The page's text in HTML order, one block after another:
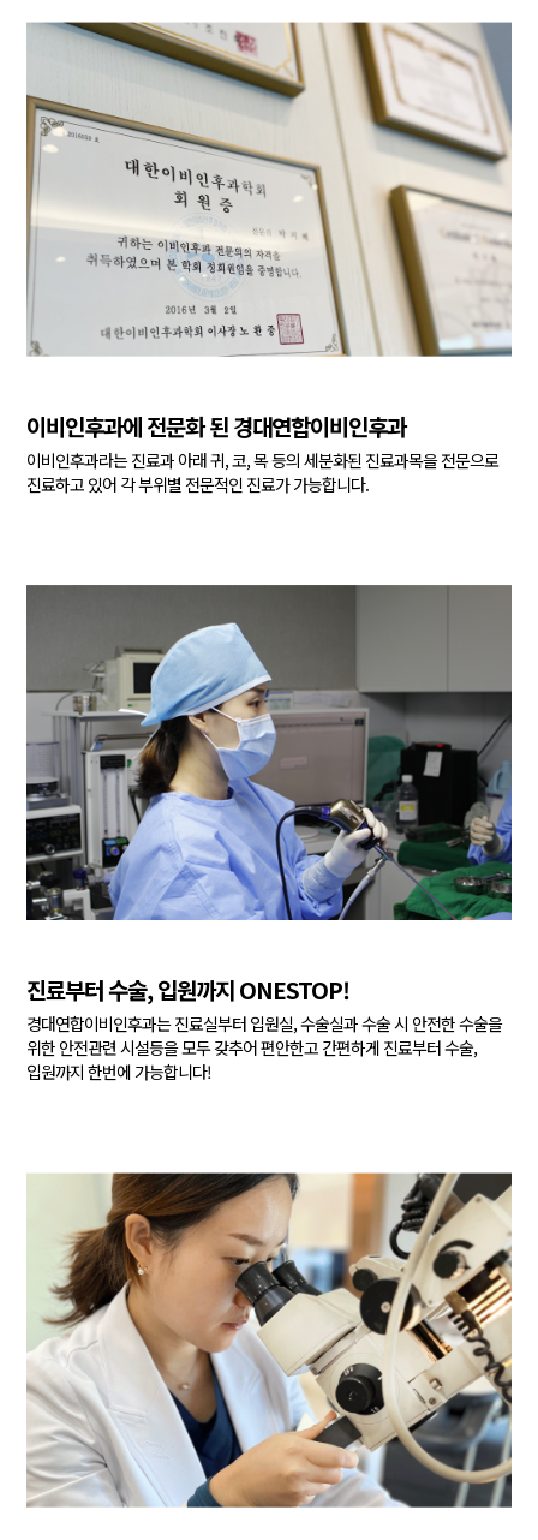
이비인후과에 전문화 된 경대연합이비인후과
이비인후과라는 진료과 아래 귀, 코, 목 등의 세분화된 진료과목을전문으로
진료하고 있어 각 부위별 전문적인 진료가 가능합니다.
진료부터 수술, 입원까지 ONESTOP!
경대연합이비인후과는 진료실부터 입원실, 수술실과 수술 시 안전한 수술을
위한 안전관련 시설등을 모두 갖추어 편안한고 간편하게 진료부터 수술,
입원까지 한번에 가능합니다!